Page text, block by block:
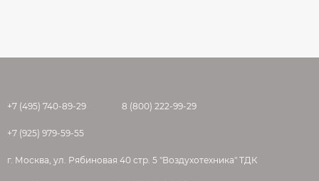
+7 (495) 740-89-29 8 (800) 222-99-29
+7 (925) 979-59-55
г. Москва, ул. Рябиновая 40 стр. 5 "Воздухотехника" ТДК